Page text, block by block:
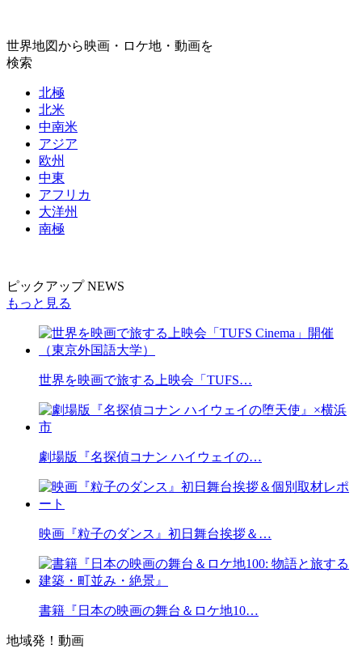
世界地図から映画・ロケ地・動画を
検索
北極
北米
中南米
アジア
欧州
中東
アフリカ
大洋州
南極
ピックアップ NEWS
もっと見る
世界を映画で旅する上映会「TUFS…
劇場版『名探偵コナン ハイウェイの…
映画『粒子のダンス』初日舞台挨拶＆…
書籍『日本の映画の舞台＆ロケ地10…
地域発！動画